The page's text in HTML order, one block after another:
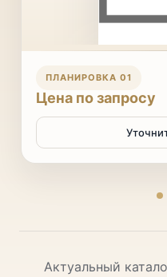
ПЛАНИРОВКА 01
Цена по запросу
Актуальный